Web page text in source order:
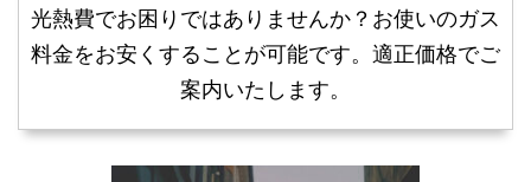
光熱費でお困りではありませんか？お使いのガス
料金をお安くすることが可能です。適正価格でご
案内いたします。